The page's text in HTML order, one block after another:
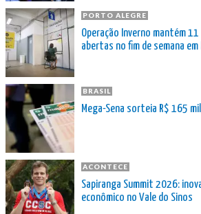
PORTO ALEGRE
Operação Inverno mantém
abertas no fim de semana
BRASIL
Mega-Sena sorteia R$ 165
ACONTECE
Sapiranga Summit 2026:
econômico no Vale do Sinos